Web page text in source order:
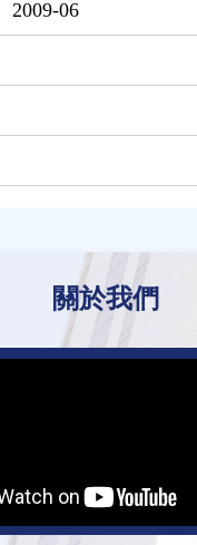
2009-06
關於我們